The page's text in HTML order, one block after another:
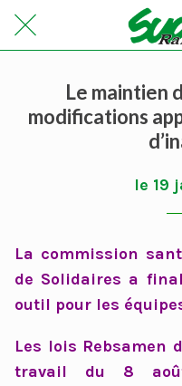
Le maintien
modifications
le 19
La commission
de Solidaires a
outil pour les
Les lois Rebsamen
travail du 8